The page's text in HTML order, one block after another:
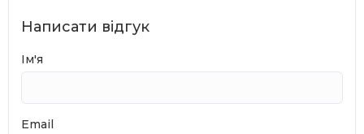
Написати відгук
Ім'я
Email